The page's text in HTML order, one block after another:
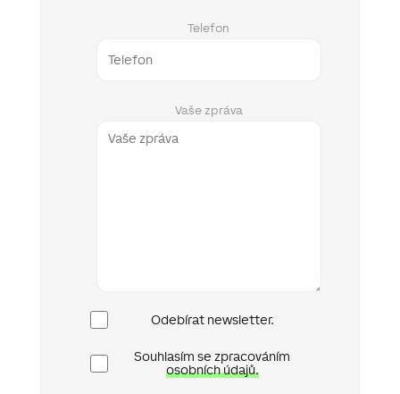
Telefon
Vaše zpráva
Newsletter
Odebírat newsletter.
Ochrana
osobních
údajů
Souhlasím se zpracováním
osobních údajů.